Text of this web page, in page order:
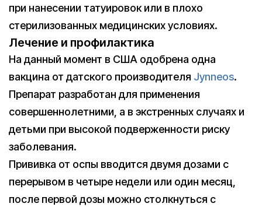
при нанесении татуировок или в плохо
стерилизованных медицинских условиях.
Лечение и профилактика
На данный момент в США одобрена одна
вакцина от датского производителя Jynneos.
Препарат разработан для применения
совершеннолетними, а в экстренных случаях и
детьми при высокой подверженности риску
заболевания.
Прививка от оспы вводится двумя дозами с
перерывом в четыре недели или один месяц,
после первой дозы можно столкнуться с